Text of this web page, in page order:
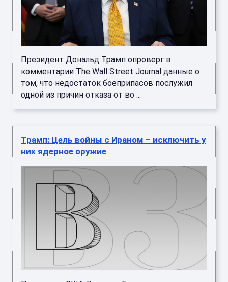
Президент Дональд Трамп опроверг в
комментарии The Wall Street Journal данные о
том, что недостаток боеприпасов послужил
одной из причин отказа от во ...
Трамп: Цель войны с Ираном – исключить у
них ядерное оружие